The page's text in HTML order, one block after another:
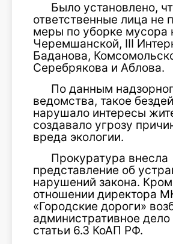
Было установлено,
ответственные лица не
меры по уборке мусора
Черемшанской, III
Баданова,
Серебрякова и Аблова.
По данным
ведомства, такое
нарушало интересы
создавало угрозу
вреда экологии.
Прокуратура внесла
представление об
нарушений закона.
отношении директора
«Городские дороги»
административное дело
статьи 6.3 КоАП РФ.